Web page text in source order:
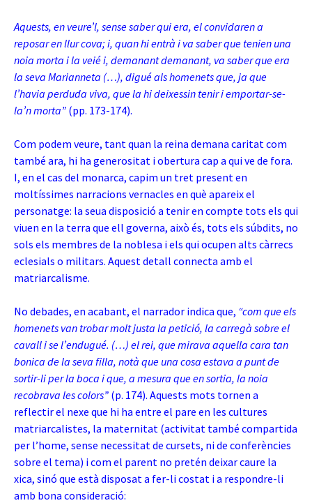
Aquests, en veure’l, sense saber qui era, el convidaren a
reposar en llur cova; i, quan hi entrà i va saber que tenien una
noia morta i la veié i, demanant demanant, va saber que era
la seva Marianneta (…), digué als homenets que, ja que
l’havia perduda viva, que la hi deixessin tenir i emportar-se-
la’n morta” (pp. 173-174).
Com podem veure, tant quan la reina demana caritat com
també ara, hi ha generositat i obertura cap a qui ve de fora.
I, en el cas del monarca, capim un tret present en
moltíssimes narracions vernacles en què apareix el
personatge: la seua disposició a tenir en compte tots els qui
viuen en la terra que ell governa, això és, tots els súbdits, no
sols els membres de la noblesa i els qui ocupen alts càrrecs
eclesials o militars. Aquest detall connecta amb el
matriarcalisme.
No debades, en acabant, el narrador indica que, “com que els
homenets van trobar molt justa la petició, la carregà sobre el
cavall i se l’endugué. (…) el rei, que mirava aquella cara tan
bonica de la seva filla, notà que una cosa estava a punt de
sortir-li per la boca i que, a mesura que en sortia, la noia
recobrava les colors” (p. 174). Aquests mots tornen a
reflectir el nexe que hi ha entre el pare en les cultures
matriarcalistes, la maternitat (activitat també compartida
per l’home, sense necessitat de cursets, ni de conferències
sobre el tema) i com el parent no pretén deixar caure la
xica, sinó que està disposat a fer-li costat i a respondre-li
amb bona consideració: